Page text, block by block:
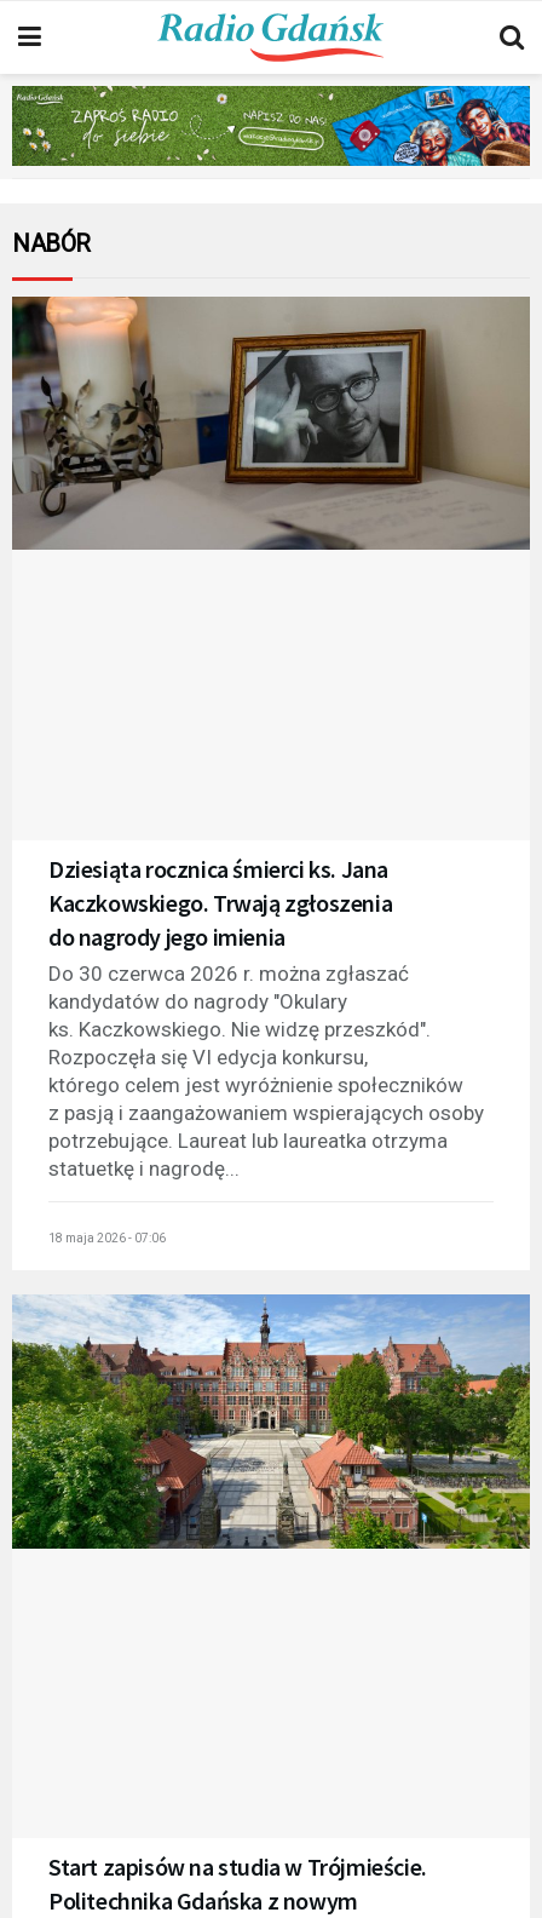
NABÓR
Dziesiąta rocznica śmierci ks. Jana
Kaczkowskiego. Trwają zgłoszenia
do nagrody jego imienia
Do 30 czerwca 2026 r. można zgłaszać
kandydatów do nagrody "Okulary
ks. Kaczkowskiego. Nie widzę przeszkód".
Rozpoczęła się VI edycja konkursu,
którego celem jest wyróżnienie społeczników
z pasją i zaangażowaniem wspierających osoby
potrzebujące. Laureat lub laureatka otrzyma
statuetkę i nagrodę...
18 maja 2026 - 07:06
Start zapisów na studia w Trójmieście.
Politechnika Gdańska z nowym